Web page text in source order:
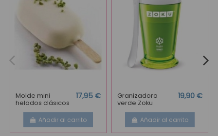
Molde mini
helados clásicos
17,95 €
Añadir al carrito
Granizadora
verde Zoku
19,90 €
Añadir al carrito